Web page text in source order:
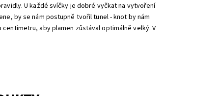
U každé svíčky je dobré vyčkat na vytvoření
by se nám postupně tvořil tunel - knot by nám
aby plamen zůstával optimálně velký. V